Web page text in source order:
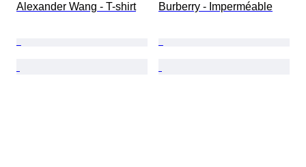
Alexander Wang - T-shirt Burberry - Imperméable